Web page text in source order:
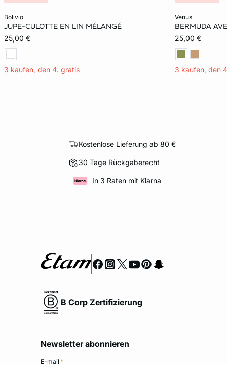
bolivio
JUPE-CULOTTE EN LIN MÉLANGÉ
25,00 €
3 kaufen, den 4. gratis
venus
BERMUDA
25,00 €
3 kaufen, den
Kostenlose Lieferung ab 80 €
30 Tage Rückgaberecht
In 3 Raten mit Klarna
B Corp Zertifizierung
Newsletter abonnieren
E-mail *